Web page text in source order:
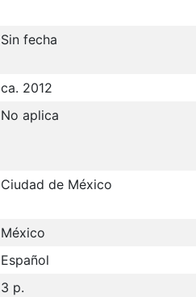
Sin fecha
ca. 2012
No aplica
Ciudad de México
México
Español
3 p.